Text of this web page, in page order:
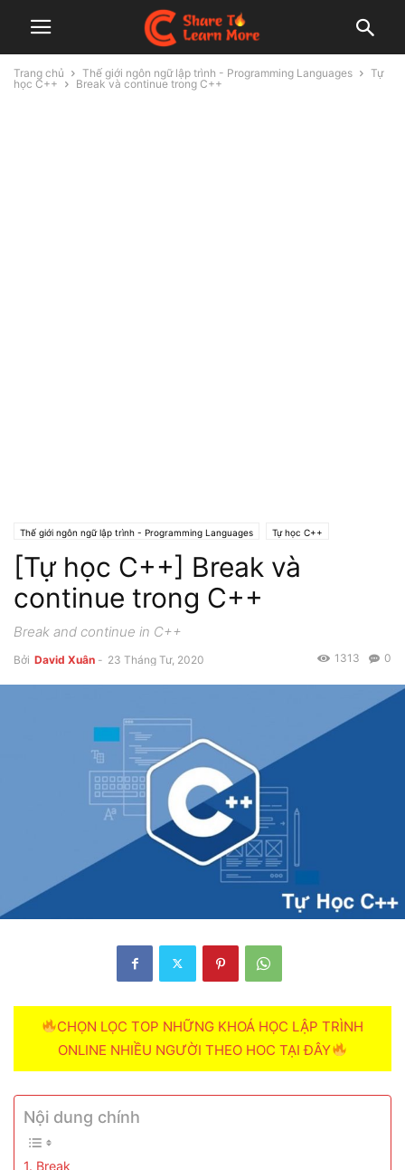
Trang chủ Thế giới ngôn ngữ lập trình - Programming Languages
Tự
học C++
Break và continue trong C++
Thế giới ngôn ngữ lập trình - Programming Languages Tự học C++
[Tự học C++] Break và
continue trong C++
Break and continue in C++
Bởi David Xuân - 23 Tháng Tư, 2020 0
1313
CHỌN LỌC TOP NHỮNG KHOÁ HỌC LẬP TRÌNH
ONLINE NHIỀU NGƯỜI THEO HOC TẠI ĐÂY
Nội dung chính
1. Break